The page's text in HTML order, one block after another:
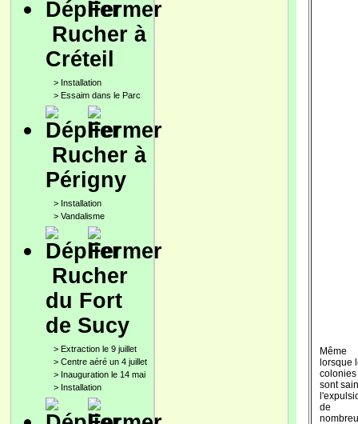
Rucher à
Créteil
> Installation
> Essaim dans le Parc
Rucher à
Périgny
> Installation
> Vandalisme
Rucher
du Fort
de Sucy
> Extraction le 9 juillet
> Centre aéré un 4 juillet
> Inauguration le 14 mai
> Installation
Même
lorsque
colonies
sont
de